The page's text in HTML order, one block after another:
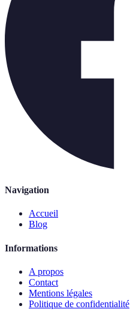
Navigation
Accueil
Blog
Informations
A propos
Contact
Mentions légales
Politique de confidentialité